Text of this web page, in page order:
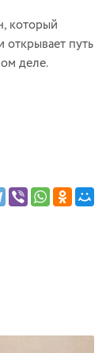
который
путь
деле.